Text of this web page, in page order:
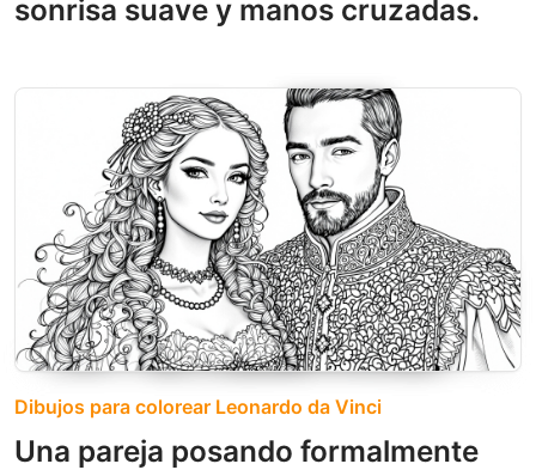
sonrisa suave y manos cruzadas.
Dibujos para colorear Leonardo da Vinci
Una pareja posando formalmente